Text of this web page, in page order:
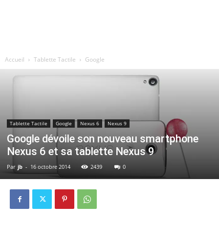
Accueil Tablette Tactile Google
Tablette Tactile Google Nexus 6 Nexus 9
Google dévoile son nouveau smartphone
Nexus 6 et sa tablette Nexus 9
Par jb - 16 octobre 2014 2439 0